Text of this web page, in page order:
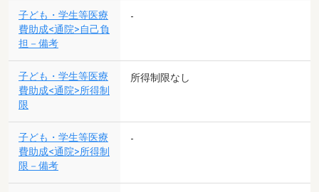
子ども・学生等医療
費助成<通院>自己負
担－備考
-
子ども・学生等医療
費助成<通院>所得制
限
所得制限なし
子ども・学生等医療
費助成<通院>所得制
限－備考
-